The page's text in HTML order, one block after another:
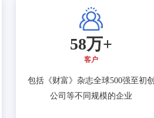
58万+
客户
包括《财富》杂志全球500强至初创
公司等不同规模的企业